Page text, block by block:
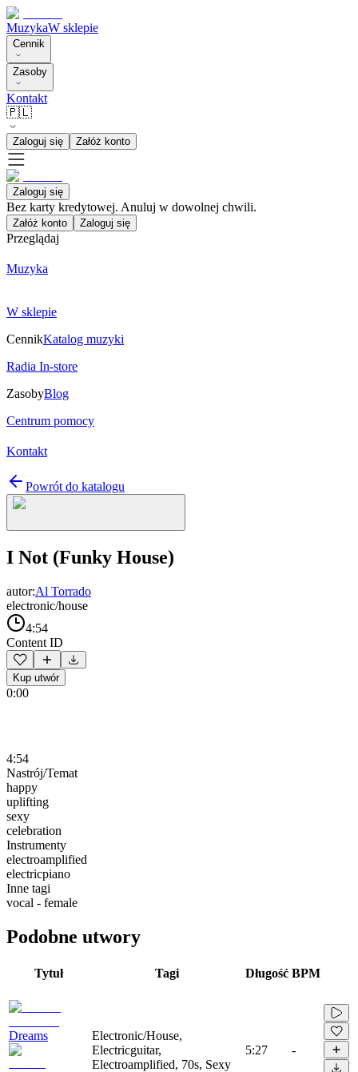
MuzykaW sklepie
Cennik
Zasoby
Kontakt
🇵🇱
Zaloguj się Załóż konto
Zaloguj się
Bez karty kredytowej. Anuluj w dowolnej chwili.
Załóż konto Zaloguj się
Przeglądaj
Muzyka
W sklepie
CennikKatalog muzyki
Radia In-store
ZasobyBlog
Centrum pomocy
Kontakt
Powrót do katalogu
I Not (Funky House)
autor:Al Torrado
electronic/house
4:54
Content ID
Kup utwór
0:00
4:54
Nastrój/Temat
happy
uplifting
sexy
celebration
Instrumenty
electroamplified
electricpiano
Inne tagi
vocal - female
Podobne utwory
Tytuł Tagi Długość BPM
Dreams
Electronic/House,
Electricguitar,
Electroamplified, 70s, Sexy
5:27 -